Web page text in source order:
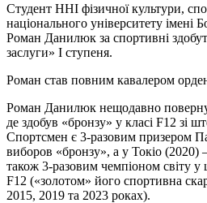
Студент ННІ фізичної культури,
національного університету імені
Роман Данилюк за спортивні
заслуги» I ступеня.
Роман став повним кавалером
Роман Данилюк нещодавно
де здобув «бронзу» у класі F12 зі
Спортсмен є 3-разовим призером
виборов «бронзу», а у Токіо (2020)
також 3-разовим чемпіоном світу у
F12 («золотом» його спортивна
2015, 2019 та 2023 роках).